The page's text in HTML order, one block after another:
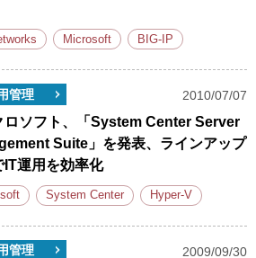
Microsoft BIG-IP
管理 2010/07/07
ロソフト、「System Center Server
Suite」を発表、ラインアップ
IT運用を効率化
System Center Hyper-V
管理 2009/09/30